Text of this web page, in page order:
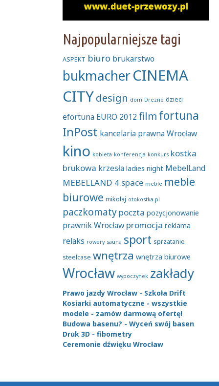
Najpopularniejsze tagi
ASPEKT biuro brukarstwo
bukmacherCINEMA
CITYdesign dom Drezno dzieci
efortuna EURO 2012film fortuna
InPost kancelaria prawna Wrocław
kino kobieta konferencja konkurs kostka
brukowa krzesła ladies night MebelLand
MEBELLAND 4 space meble meble
biurowe mikołaj otokostka.pl
paczkomaty poczta pozycjonowanie
prawnik Wrocław promocja reklama
relaks rowery sauna sport sprzatanie
steelcase wnętrza wnętrza biurowe
Wrocław wypoczynek zakłady
Prawo jazdy Wrocław - Szkoła Drift
Kosiarki automatyczne - wszystkie
modele - zamów darmową ofertę!
Budowa basenu? - Wyceń swój basen
Druk 3D - fibometry
Ceremonie dźwięku Wrocław